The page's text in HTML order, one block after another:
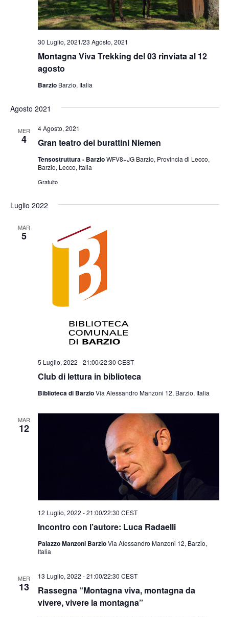
Montagna Viva Trekking del 03 rinviata al 12
agosto
30 Luglio, 2021/23 Agosto, 2021
Barzio Barzio, Italia
Agosto 2021
MER
4 Gran teatro dei burattini Niemen
4 Agosto, 2021
Tensostruttura - BarzioWFV8+JG Barzio, Provincia di Lecco,
Barzio, Lecco, Italia
Gratuito
Luglio 2022
MAR
5
Club di lettura in biblioteca
5 Luglio, 2022 - 21:00/22:30 CEST
Biblioteca di BarzioVia Alessandro Manzoni 12, Barzio, Italia
MAR
12
Incontro con l’autore: Luca Radaelli
12 Luglio, 2022 - 21:00/22:30 CEST
Palazzo Manzoni BarzioVia Alessandro Manzoni 12, Barzio,
Italia
MER
13
Rassegna “Montagna viva, montagna da
vivere, vivere la montagna”
13 Luglio, 2022 - 21:00/22:30 CEST